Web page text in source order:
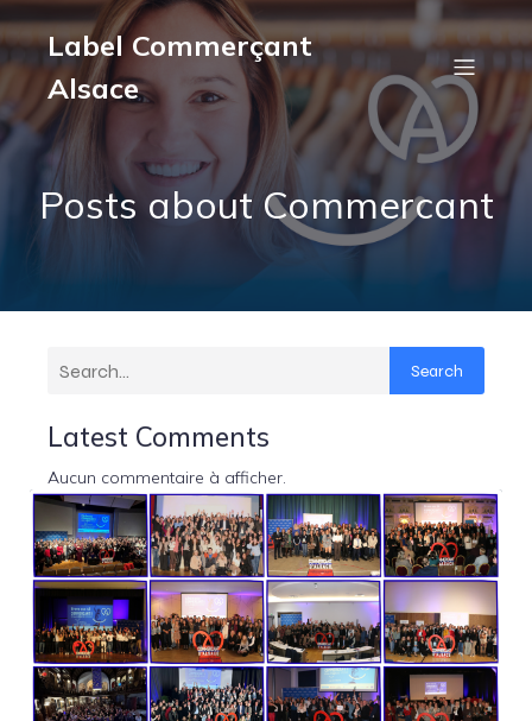
Label Commerçant
Alsace
Posts about Commercant
Search
Latest Comments
Aucun commentaire à afficher.